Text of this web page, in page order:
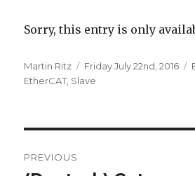
Sorry, this entry is only
Author
Martin Ritz
Posted
on
Friday July 22nd, 2016
EtherCAT Slave
PREVIOUS